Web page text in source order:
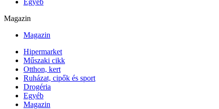
Egyéb
Magazin
Magazin
Hipermarket
Műszaki cikk
Otthon, kert
Ruházat, cipők és sport
Drogéria
Egyéb
Magazin